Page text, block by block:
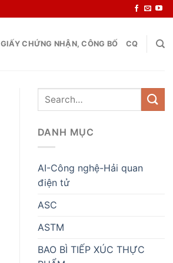
GIẤY CHỨNG NHẬN, CÔNG BỐ CQ
DANH MỤC
AI-Công nghệ-Hải quan
điện tử
ASC
ASTM
BAO BÌ TIẾP XÚC THỰC